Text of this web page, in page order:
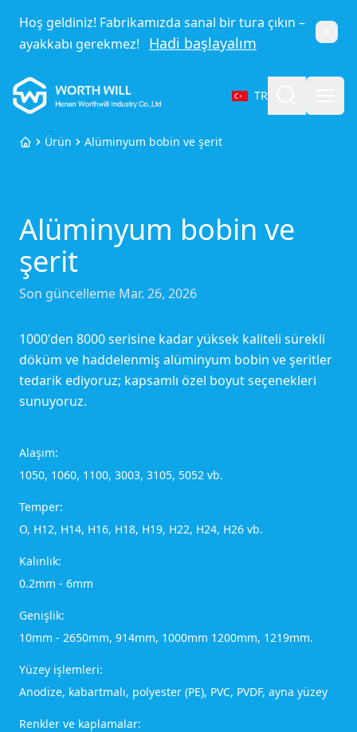
Hoş geldiniz! Fabrikamızda sanal bir tura çıkın –
ayakkabı gerekmez!
Hadi başlayalım Kapat
Worthwill
TR
Dil seçin
Ana Sayfa
Ürün Alüminyum bobin ve şerit
Alüminyum bobin ve
şerit
Son güncelleme Mar. 26, 2026
1000'den 8000 serisine kadar yüksek kaliteli sürekli
döküm ve haddelenmiş alüminyum bobin ve şeritler
tedarik ediyoruz; kapsamlı özel boyut seçenekleri
sunuyoruz.
Alaşım:
1050, 1060, 1100, 3003, 3105, 5052 vb.
Temper:
O, H12, H14, H16, H18, H19, H22, H24, H26 vb.
Kalınlık:
0.2mm - 6mm
Genişlik:
10mm - 2650mm, 914mm, 1000mm 1200mm, 1219mm.
Yüzey işlemleri:
Anodize, kabartmalı, polyester (PE), PVC, PVDF, ayna yüzey
Renkler ve kaplamalar: